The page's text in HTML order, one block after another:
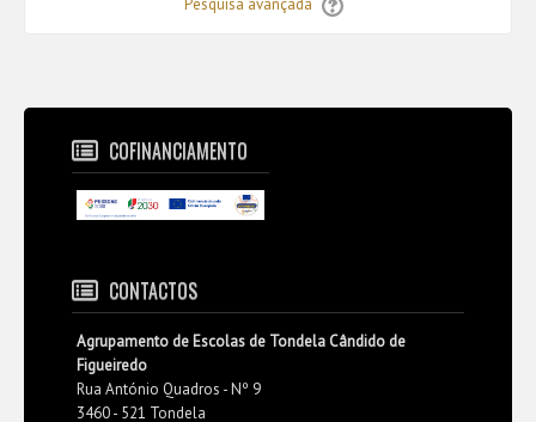
Pesquisa avançada
COFINANCIAMENTO
CONTACTOS
Agrupamento de Escolas de Tondela Cândido de
Figueiredo
Rua António Quadros - Nº 9
3460 - 521 Tondela